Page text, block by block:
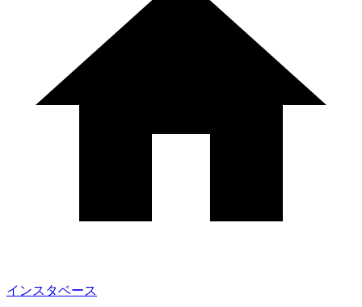
インスタベース